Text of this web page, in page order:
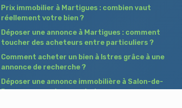
Prix immobilier à Martigues : combien vaut
réellement votre bien ?
Déposer une annonce à Martigues : comment
toucher des acheteurs entre particuliers ?
Comment acheter un bien à Istres grâce à une
annonce de recherche ?
Déposer une annonce immobilière à Salon-de-
Provence : vendre ou acheter sans agence